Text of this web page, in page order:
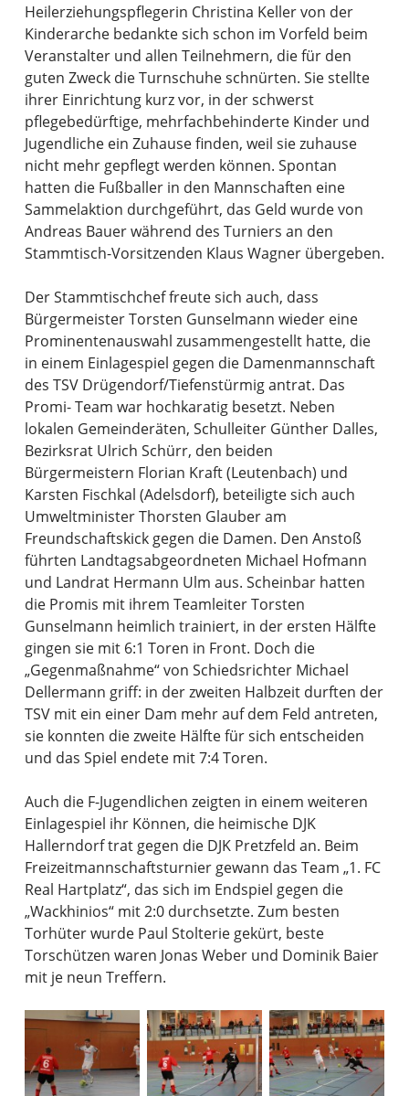
Heilerziehungspflegerin Christina Keller von der
Kinderarche bedankte sich schon im Vorfeld beim
Veranstalter und allen Teilnehmern, die für den
guten Zweck die Turnschuhe schnürten. Sie stellte
ihrer Einrichtung kurz vor, in der schwerst
pflegebedürftige, mehrfachbehinderte Kinder und
Jugendliche ein Zuhause finden, weil sie zuhause
nicht mehr gepflegt werden können. Spontan
hatten die Fußballer in den Mannschaften eine
Sammelaktion durchgeführt, das Geld wurde von
Andreas Bauer während des Turniers an den
Stammtisch-Vorsitzenden Klaus Wagner übergeben.
Der Stammtischchef freute sich auch, dass
Bürgermeister Torsten Gunselmann wieder eine
Prominentenauswahl zusammengestellt hatte, die
in einem Einlagespiel gegen die Damenmannschaft
des TSV Drügendorf/Tiefenstürmig antrat. Das
Promi- Team war hochkaratig besetzt. Neben
lokalen Gemeinderäten, Schulleiter Günther Dalles,
Bezirksrat Ulrich Schürr, den beiden
Bürgermeistern Florian Kraft (Leutenbach) und
Karsten Fischkal (Adelsdorf), beteiligte sich auch
Umweltminister Thorsten Glauber am
Freundschaftskick gegen die Damen. Den Anstoß
führten Landtagsabgeordneten Michael Hofmann
und Landrat Hermann Ulm aus. Scheinbar hatten
die Promis mit ihrem Teamleiter Torsten
Gunselmann heimlich trainiert, in der ersten Hälfte
gingen sie mit 6:1 Toren in Front. Doch die
„Gegenmaßnahme“ von Schiedsrichter Michael
Dellermann griff: in der zweiten Halbzeit durften der
TSV mit ein einer Dam mehr auf dem Feld antreten,
sie konnten die zweite Hälfte für sich entscheiden
und das Spiel endete mit 7:4 Toren.
Auch die F-Jugendlichen zeigten in einem weiteren
Einlagespiel ihr Können, die heimische DJK
Hallerndorf trat gegen die DJK Pretzfeld an. Beim
Freizeitmannschaftsturnier gewann das Team „1. FC
Real Hartplatz“, das sich im Endspiel gegen die
„Wackhinios“ mit 2:0 durchsetzte. Zum besten
Torhüter wurde Paul Stolterie gekürt, beste
Torschützen waren Jonas Weber und Dominik Baier
mit je neun Treffern.